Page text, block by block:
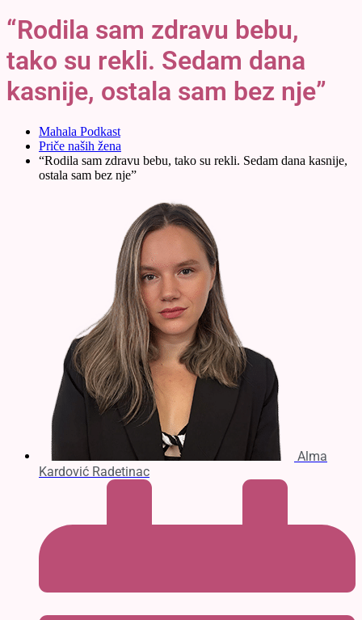
“Rodila sam zdravu bebu,
tako su rekli. Sedam dana
kasnije, ostala sam bez nje”
Mahala Podkast
Priče naših žena
“Rodila sam zdravu bebu, tako su rekli. Sedam dana kasnije,
ostala sam bez nje”
Alma
Kardović Radetinac